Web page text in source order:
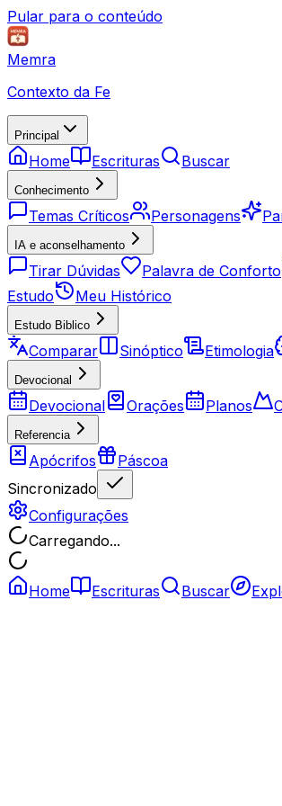
Pular para o conteúdo
Memra
Contexto da Fe
Principal
Home Escrituras Buscar
Conhecimento
Temas Críticos Personagens
IA e aconselhamento
Tirar Dúvidas Palavra de Conforto
Estudo
Meu Histórico
Estudo Biblico
Comparar Sinóptico Etimologia
Devocional
Devocional Orações Planos
Referencia
Apócrifos
Páscoa
Sincronizado
Configurações
Carregando...
Home Escrituras Buscar